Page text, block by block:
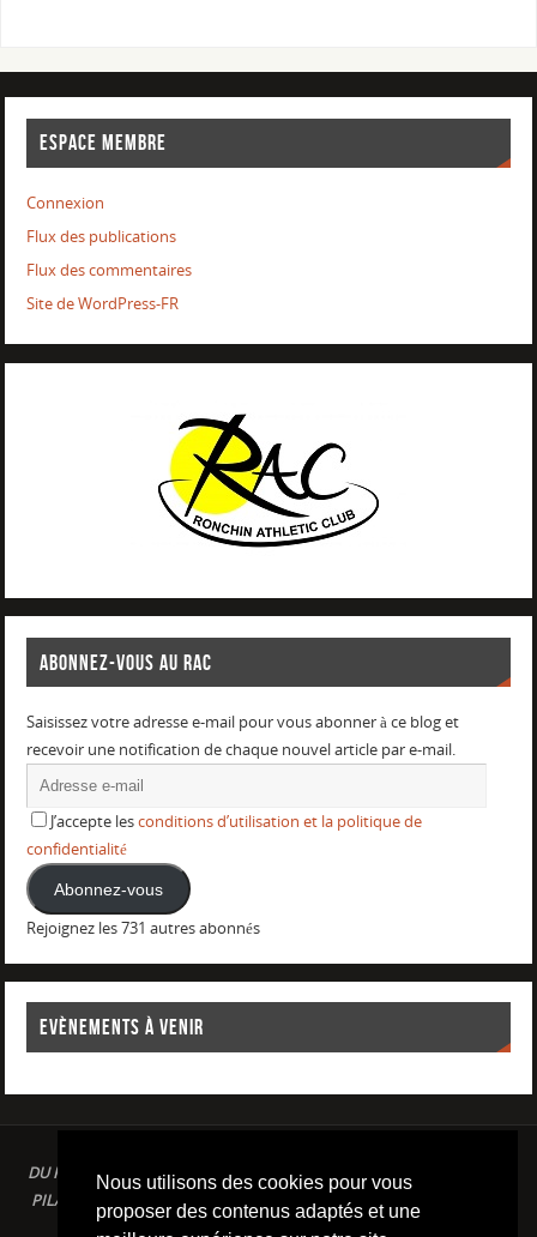
Nous utilisons des cookies pour vous
proposer des contenus adaptés et une
ESPACE MEMBRE
Connexion
Flux des publications
Flux des commentaires
Site de WordPress-FR
ABONNEZ-VOUS AU RAC
Saisissez votre adresse e-mail pour vous abonner à ce blog et
recevoir une notification de chaque nouvel article par e-mail.
J’accepte lesconditions d’utilisation et la politique de
confidentialité
Abonnez-vous
Rejoignez les 731 autres abonnés
EVÈNEMENTS À VENIR
DU PLAISIR DANS LE SPORT LOISIR A LA COMPETITION : AQUAGYM /
PILATES / STRETCHING / COURSE A PIED / NATATION / TRIATHLON /
TRAILS / YOGA/ RENFORCEMENT MUSCULAIRE